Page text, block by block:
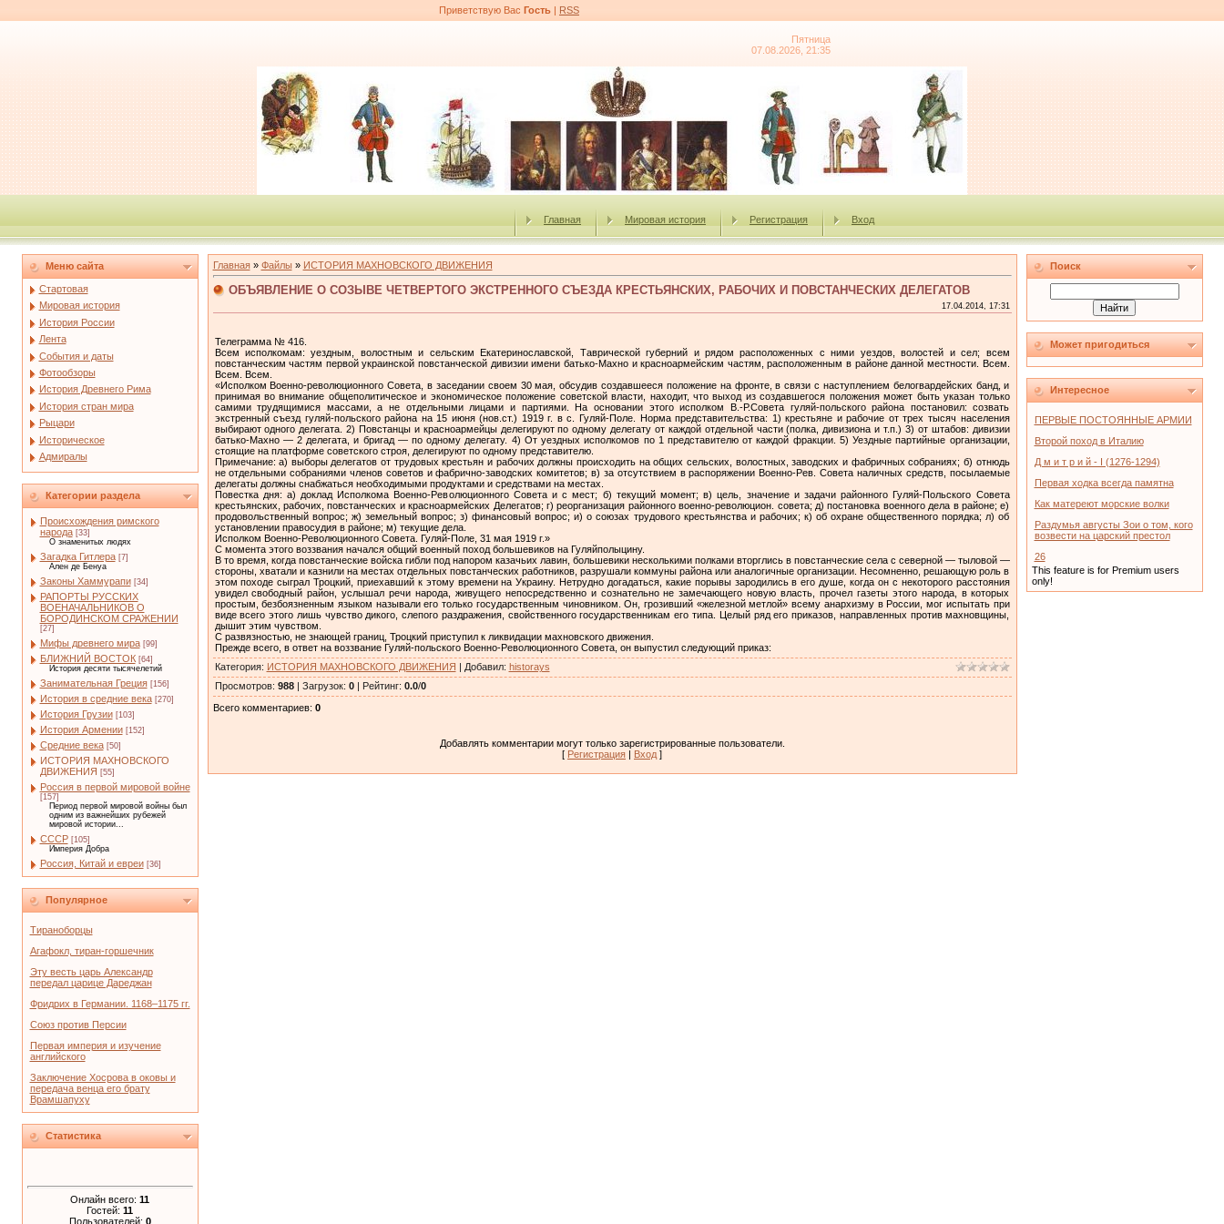
Приветствую Вас Гость | RSS
Пятница
07.08.2026, 21:35
Главная Мировая история Регистрация Вход
Меню сайта
Стартовая
Мировая история
История России
Лента
События и даты
Фотообзоры
История Древнего Рима
История стран мира
Рыцари
Историческое
Адмиралы
Категории раздела
Происхождения римского
народа [33]
О знаменитых людях
Загадка Гитлера [7]
Ален де Бенуа
Законы Хаммурапи [34]
РАПОРТЫ РУССКИХ
ВОЕНАЧАЛЬНИКОВ О
БОРОДИНСКОМ СРАЖЕНИИ
[27]
Мифы древнего мира [99]
БЛИЖНИЙ ВОСТОК [64]
История десяти тысячелетий
Занимательная Греция [156]
История в средние века [270]
История Грузии [103]
История Армении [152]
Средние века [50]
ИСТОРИЯ МАХНОВСКОГО
ДВИЖЕНИЯ [55]
Россия в первой мировой войне
[157]
Период первой мировой войны был
одним из важнейших рубежей
мировой истории...
СССР [105]
Империя Добра
Россия, Китай и евреи [36]
Популярное
Тираноборцы
Агафокл, тиран-горшечник
Эту весть царь Александр
передал царице Дареджан
Фридрих в Германии. 1168–1175 гг.
Союз против Персии
Первая империя и изучение
английского
Заключение Хосрова в оковы и
передача венца его брату
Врамшапуху
Статистика
Онлайн всего: 11
Гостей: 11
Пользователей: 0
Главная» Файлы» ИСТОРИЯ МАХНОВСКОГО ДВИЖЕНИЯ
ОБЪЯВЛЕНИЕ О СОЗЫВЕ ЧЕТВЕРТОГО ЭКСТРЕННОГО СЪЕЗДА КРЕСТЬЯНСКИХ, РАБОЧИХ И ПОВСТАНЧЕСКИХ ДЕЛЕГАТОВ
17.04.2014, 17:31
Телеграмма № 416.
Всем исполкомам: уездным, волостным и сельским Екатеринос­лавской, Таврической губерний и рядом расположенных с ними уездов, волостей и сел; всем
повстанческим частям первой укра­инской повстанческой дивизии имени батько-Махно и красноар­мейским частям, расположенным в районе данной местности. Всем.
Всем. Всем.
«Исполком Военно-революционного Совета, в заседании своем 30 мая, обсудив создавшееся положение на фронте, в связи с на­ступлением белогвардейских банд, и
принимая во внимание обще­политическое и экономическое положение советской власти, находит, что выход из создавшегося положения может быть указан только
самими трудящимися массами, а не отдельными лицами и партиями. На основании этого исполком В.-Р.Совета гуляй-поль­ского района постановил: созвать
экстренный съезд гуляй-польского района на 15 июня (нов.ст.) 1919 г. в с. Гуляй-Поле. Норма пред­ставительства: 1) крестьяне и рабочие от трех тысяч населения
выбирают одного делегата. 2) Повстанцы и красноармейцы деле­гируют по одному делегату от каждой отдельной части (полка, дивизиона и т.п.) 3) от штабов: дивизии
батько-Махно — 2 деле­гата, и бригад — по одному делегату. 4) От уездных исполкомов по 1 представителю от каждой фракции. 5) Уездные партийные организации,
стоящие на платформе советского строя, делеги­руют по одному представителю.
Примечание: а) выборы делегатов от трудовых крестьян и ра­бочих должны происходить на общих сельских, волостных, завод­ских и фабричных собраниях; б) отнюдь
не отдельными собраниями членов советов и фабрично-заводских комитетов; в) за отсутствием в распоряжении Военно-Рев. Совета наличных средств, посылаемые
делегаты должны снабжаться необходимыми продуктами и средст­вами на местах.
Повестка дня: а) доклад Исполкома Военно-Революционного Совета и с мест; б) текущий момент; в) цель, значение и задачи районного Гуляй-Польского Совета
крестьянских, рабочих, по­встанческих и красноармейских Делегатов; г) реорганизация рай­онного военно-революцион. совета; д) постановка военного дела в районе; е)
продовольственный вопрос; ж) земельный вопрос; з) фи­нансовый вопрос; и) о союзах трудового крестьянства и рабочих; к) об охране общественного порядка; л) об
установлении правосу­дия в районе; м) текущие дела.
Исполком Военно-Революционного Совета. Гуляй-Поле, 31 мая 1919 г.»
С момента этого воззвания начался общий военный поход боль­шевиков на Гуляйполыцину.
В то время, когда повстанческие войска гибли под напором ка­зачьих лавин, большевики несколькими полками вторглись в по­встанческие села с северной — тыловой —
стороны, хватали и казнили на местах отдельных повстанческих работников, разруша­ли коммуны района или аналогичные организации. Несомненно, решающую роль в
этом походе сыграл Троцкий, приехавший к этому времени на Украину. Нетрудно догадаться, какие порывы зародились в его душе, когда он с некоторого расстояния
увидел свободный район, услышал речи народа, живущего непосредственно и сознательно не замечающего новую власть, прочел газеты этого народа, в которых
простым, безбоязненным языком называли его только государственным чиновником. Он, грозивший «железной метлой» всему анархизму в России, мог испытать при
виде всего этого лишь чувство дикого, слепого раздражения, свойственного государственникам его типа. Целый ряд его приказов, направлен­ных против махновщины,
дышит этим чувством.
С развязностью, не знающей границ, Троцкий приступил к лик­видации махновского движения.
Прежде всего, в ответ на воззвание Гуляй-польского Военно-Революционного Совета, он выпустил следующий приказ:
Категория: ИСТОРИЯ МАХНОВСКОГО ДВИЖЕНИЯ | Добавил: historays
Просмотров: 988| Загрузок: 0| Рейтинг: 0.0/0
Всего комментариев: 0
Добавлять комментарии могут только зарегистрированные пользователи.
[ Регистрация | Вход ]
Поиск
Может пригодиться
Интересное
ПЕРВЫЕ ПОСТОЯННЫЕ АРМИИ
Второй поход в Италию
Д м и т р и й - I (1276-1294)
Первая ходка всегда памятна
Как матереют морские волки
Раздумья августы Зои о том, кого
возвести на царский престол
26
This feature is for Premium users
only!